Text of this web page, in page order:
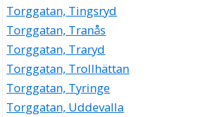
Torggatan, Tingsryd
Torggatan, Tranås
Torggatan, Traryd
Torggatan, Trollhättan
Torggatan, Tyringe
Torggatan, Uddevalla